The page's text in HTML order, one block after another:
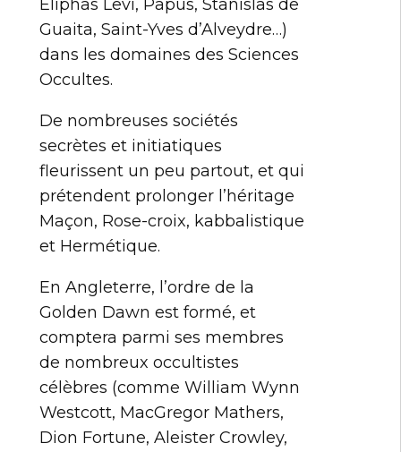
Éliphas Levi, Papus, Stanislas de
Guaita, Saint-Yves d’Alveydre…)
dans les domaines des Sciences
Occultes.
De nombreuses sociétés
secrètes et initiatiques
fleurissent un peu partout, et qui
prétendent prolonger l’héritage
Maçon, Rose-croix, kabbalistique
et Hermétique.
En Angleterre, l’ordre de la
Golden Dawn est formé, et
comptera parmi ses membres
de nombreux occultistes
célèbres (comme William Wynn
Westcott, MacGregor Mathers,
Dion Fortune, Aleister Crowley,